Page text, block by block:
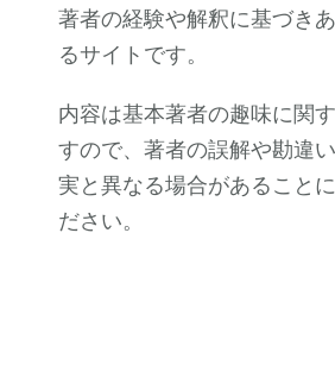
著者の経験や解釈に基づき
るサイトです。
内容は基本著者の趣味に関
すので、著者の誤解や勘違
実と異なる場合があること
ださい。